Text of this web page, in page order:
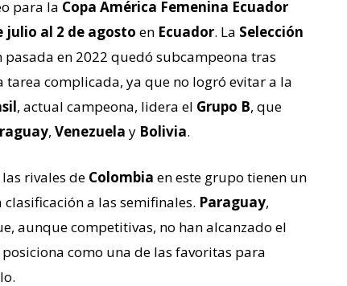
para la Copa América Femenina Ecuador
julio al 2 de agosto en Ecuador. La Selección
pasada en 2022 quedó subcampeona tras
tarea complicada, ya que no logró evitar a la
, actual campeona, lidera el Grupo B, que
, Venezuela y Bolivia.
las rivales de Colombia en este grupo tienen un
a las semifinales. Paraguay,
aunque competitivas, no han alcanzado el
posiciona como una de las favoritas para